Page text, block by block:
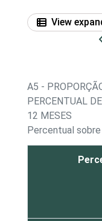
View
A5 -
PERCENTUAL
12 MESES
Percentual